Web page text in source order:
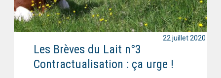
Les Brèves du Lait n°3
Contractualisation : ça urge !
22 juillet 2020